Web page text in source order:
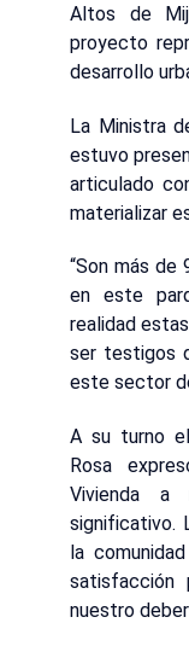
Altos de
proyecto
desarrollo
La Ministra
estuvo
articulado
materializar
“Son más de
en este
realidad
ser testigos
este sector
A su turno
Rosa
Vivienda a
significativo.
la
satisfacción
nuestro